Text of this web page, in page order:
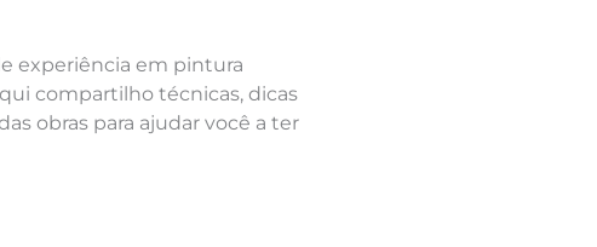
experiência em pintura
compartilho técnicas, dicas
obras para ajudar você a ter